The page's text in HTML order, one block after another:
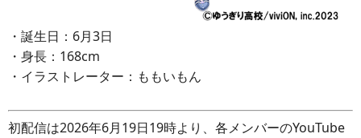
・誕生日：6月3日
・身長：168cm
・イラストレーター：ももいもん
初配信は2026年6月19日19時より、各メンバーのYouTube